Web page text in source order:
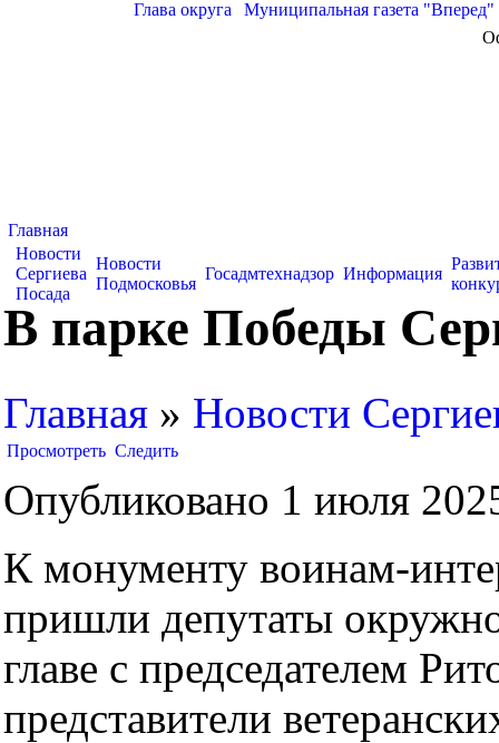
Глава округа Муниципальная газета "Вперед"
Главная
Новости
Сергиева
Посада
Новости
Подмосковья
Госадмтехнадзор Информация
В парке Победы
Главная » Новости
Просмотреть Следить
Опубликовано 1 июля
К монументу воинам-
пришли депутаты
главе с председателем
представители